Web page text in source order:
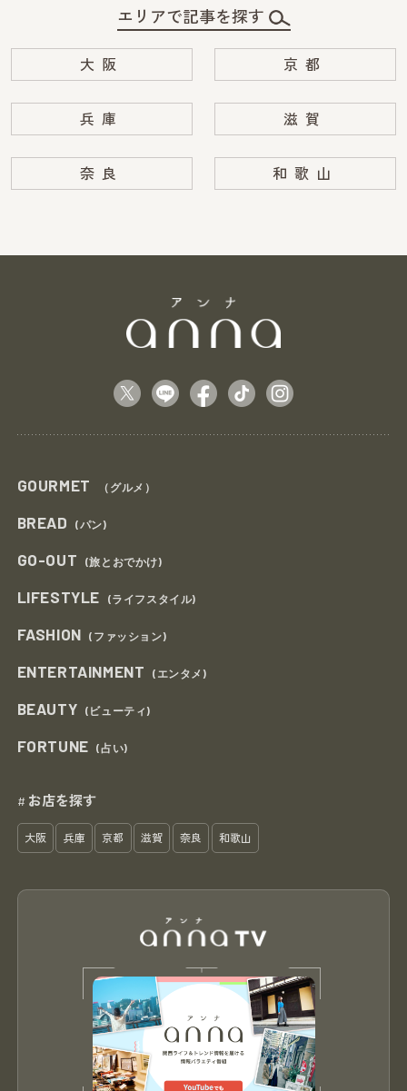
エリアで記事を探す
大阪 京都
兵庫 滋賀
奈良 和歌山
GOURMET （グルメ）
BREAD (パン)
GO-OUT (旅とおでかけ)
LIFESTYLE (ライフスタイル)
FASHION (ファッション)
ENTERTAINMENT (エンタメ)
BEAUTY (ビューティ)
FORTUNE (占い)
# お店を探す
大阪 兵庫 京都 滋賀 奈良 和歌山